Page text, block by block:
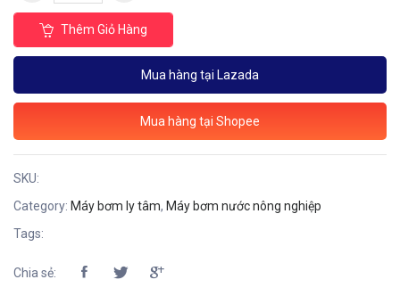
Thêm Giỏ Hàng
Mua hàng tại Lazada
Mua hàng tại Shopee
SKU:
Category: Máy bơm ly tâm, Máy bơm nước nông nghiệp
Tags:
Chia sẻ: